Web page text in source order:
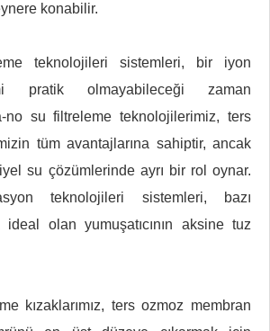
konabilir.
teknolojileri sistemleri, bir iyon
pratik olmayabileceği zaman
no su filtreleme teknolojilerimiz, ters
tüm avantajlarına sahiptir, ancak
su çözümlerinde ayrı bir rol oynar.
teknolojileri sistemleri, bazı
olan yumuşatıcının aksine tuz
kızaklarımız, ters ozmoz membran